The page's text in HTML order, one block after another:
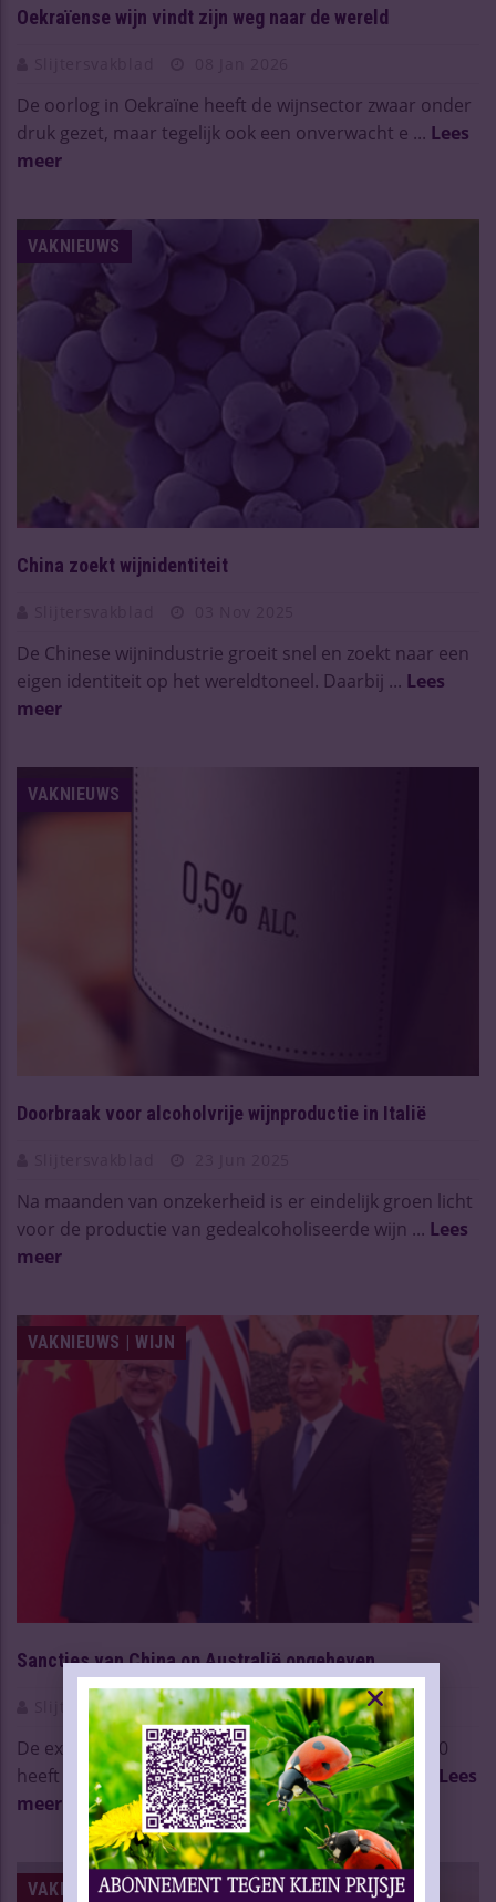
Oekraïense wijn vindt zijn weg naar de wereld
De oorlog in Oekraïne heeft de wijnsector zwaar onder
druk gezet, maar tegelijk ook een onverwacht e ... Lees
meer
VAKNIEUWS
China zoekt wijnidentiteit
De Chinese wijnindustrie groeit snel en zoekt naar een
eigen identiteit op het wereldtoneel. Daarbij ... Lees
meer
VAKNIEUWS
Doorbraak voor alcoholvrije wijnproductie in Italië
Na maanden van onzekerheid is er eindelijk groen licht
voor de productie van gedealcoholiseerde wijn ... Lees
meer
VAKNIEUWS | WIJN
Sancties van China op Australië opgeheven
Slijtersvakblad 01 Mrt 2024
De exportsancties die China op Australië sinds 2020
heeft opgelegd zijn grotendeels al opgeheven of ... Lees
meer
VAKNIEUWS | WIJN